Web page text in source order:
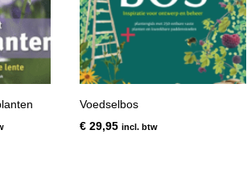
Voedselbos
€29,95 incl. btw